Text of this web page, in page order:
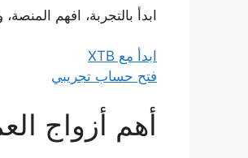
ابدأ بالتجربة، افهم
ابدأ مع XTB
فتح حساب تجريبي
أهم أزواج